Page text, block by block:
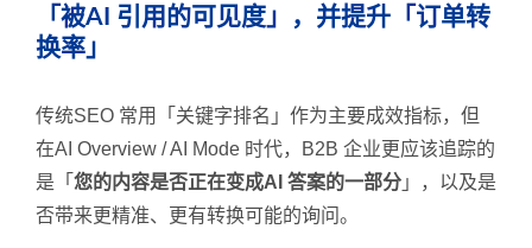
「被AI 引用的可见度」，并提升「订单转
换率」
传统SEO 常用「关键字排名」作为主要成效指标，但
在AI Overview / AI Mode 时代，B2B 企业更应该追踪的
是「 您的内容是否正在变成AI 答案的一部分 」，以及是
否带来更精准、更有转换可能的询问。